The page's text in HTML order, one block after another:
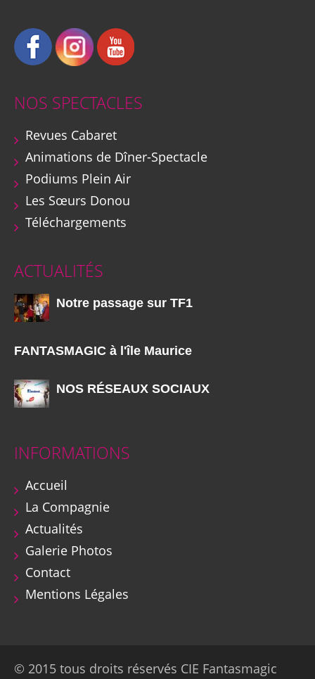
NOS SPECTACLES
Revues Cabaret
Animations de Dîner-Spectacle
Podiums Plein Air
Les Sœurs Donou
Téléchargements
ACTUALITÉS
Notre passage sur TF1
FANTASMAGIC à l'île Maurice
NOS RÉSEAUX SOCIAUX
INFORMATIONS
Accueil
La Compagnie
Actualités
Galerie Photos
Contact
Mentions Légales
© 2015 tous droits réservés CIE Fantasmagic